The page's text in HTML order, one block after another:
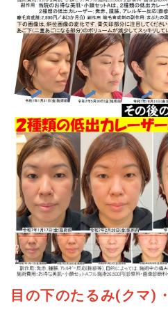
ペシャルセット(全て)」をお選
れまでのところ１００％肝斑
しながら美容施術を実施して
をお受けください。
2025.01.17
「お得な美肌・小顔セット」
る効果を期待される方は、焦点
わせた「お得な美肌・小顔スペ
してください。
2025.01.17
セット施術について：美容施
安にしてご提供していますが
ければならないと誤解されて
説明いたします。セット施術
一部を別の日に実施する場合に
ませんことご理解ください。
2025.01.17
目の下のたるみ(クマ)